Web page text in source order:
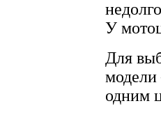
У
Для
модели
одним